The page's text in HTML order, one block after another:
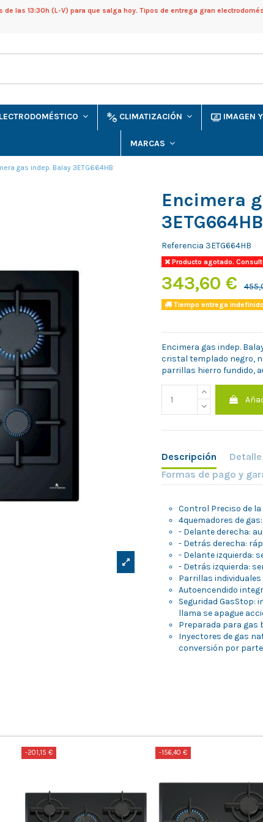
de las 13:30h (L-V) para que salga hoy. Tipos de entrega gran
CLIMATIZACIÓN IMAGEN
MARCAS
gas indep. Balay 3ETG664HB
Encimera
3ETG664HB
Referencia 3ETG664HB
Producto agotado.
343,60 €
Tiempo entrega
Encimera gas indep.
cristal templado negro,
parrillas hierro fundido,
Descripción
Formas de pago y
Control Preciso de
4quemadores de gas:
- Delante derecha:
- Detrás derecha:
- Delante izquierda:
- Detrás izquierda:
Parrillas
Autoencendido
Seguridad GasStop:
llama se apague
Preparada para
Inyectores de gas
conversión por parte
-201,15 € -156,40 €